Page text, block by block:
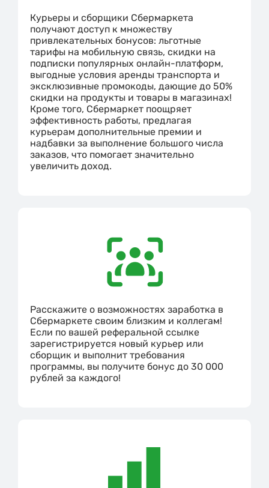
Курьеры и сборщики Сбермаркета
получают доступ к множеству
привлекательных бонусов: льготные
тарифы на мобильную связь, скидки на
подписки популярных онлайн-платформ,
выгодные условия аренды транспорта и
эксклюзивные промокоды, дающие до 50%
скидки на продукты и товары в магазинах!
Кроме того, Сбермаркет поощряет
эффективность работы, предлагая
курьерам дополнительные премии и
надбавки за выполнение большого числа
заказов, что помогает значительно
увеличить доход.
Расскажите о возможностях заработка в
Сбермаркете своим близким и коллегам!
Если по вашей реферальной ссылке
зарегистрируется новый курьер или
сборщик и выполнит требования
программы, вы получите бонус до 30 000
рублей за каждого!